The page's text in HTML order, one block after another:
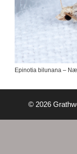
Epinotia bilunana –
© 2026